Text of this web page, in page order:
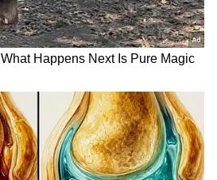
భాగంగా బిగ్ బాస్(Bigg Boss
దుకాణం తెరిచాడు. ఈ మిడ్ వీక్
కి తెలియదు. ఆదివారం
కేవలం ఆడియన్స్ తో ఈ విషయం